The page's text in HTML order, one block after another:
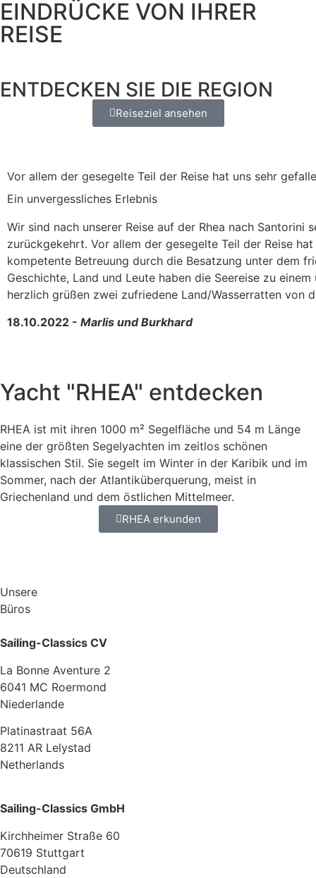
EINDRÜCKE VON IHRER
REISE
ENTDECKEN SIE DIE REGION
Reiseziel ansehen
Vor allem der gesegelte Teil der Reise hat uns sehr
Ein unvergessliches Erlebnis
Wir sind nach unserer Reise auf der Rhea nach Santorini
zurückgekehrt. Vor allem der gesegelte Teil der Reise
kompetente Betreuung durch die Besatzung unter dem
Geschichte, Land und Leute haben die Seereise zu
herzlich grüßen zwei zufriedene Land/Wasserratten von
18.10.2022 - Marlis und Burkhard
Yacht "RHEA" entdecken
RHEA ist mit ihren 1000 m² Segelfläche und 54 m Länge
eine der größten Segelyachten im zeitlos schönen
klassischen Stil. Sie segelt im Winter in der Karibik und im
Sommer, nach der Atlantiküberquerung, meist in
Griechenland und dem östlichen Mittelmeer.
RHEA erkunden
Unsere
Büros
Sailing-Classics CV
La Bonne Aventure 2
6041 MC Roermond
Niederlande
Platinastraat 56A
8211 AR Lelystad
Netherlands
Sailing-Classics GmbH
Kirchheimer Straße 60
70619 Stuttgart
Deutschland